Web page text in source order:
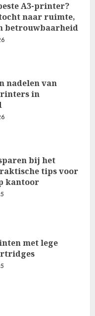
A3-printer?
naar ruimte,
betrouwbaarheid
nadelen van
in
bij het
tips voor
kantoor
met lege